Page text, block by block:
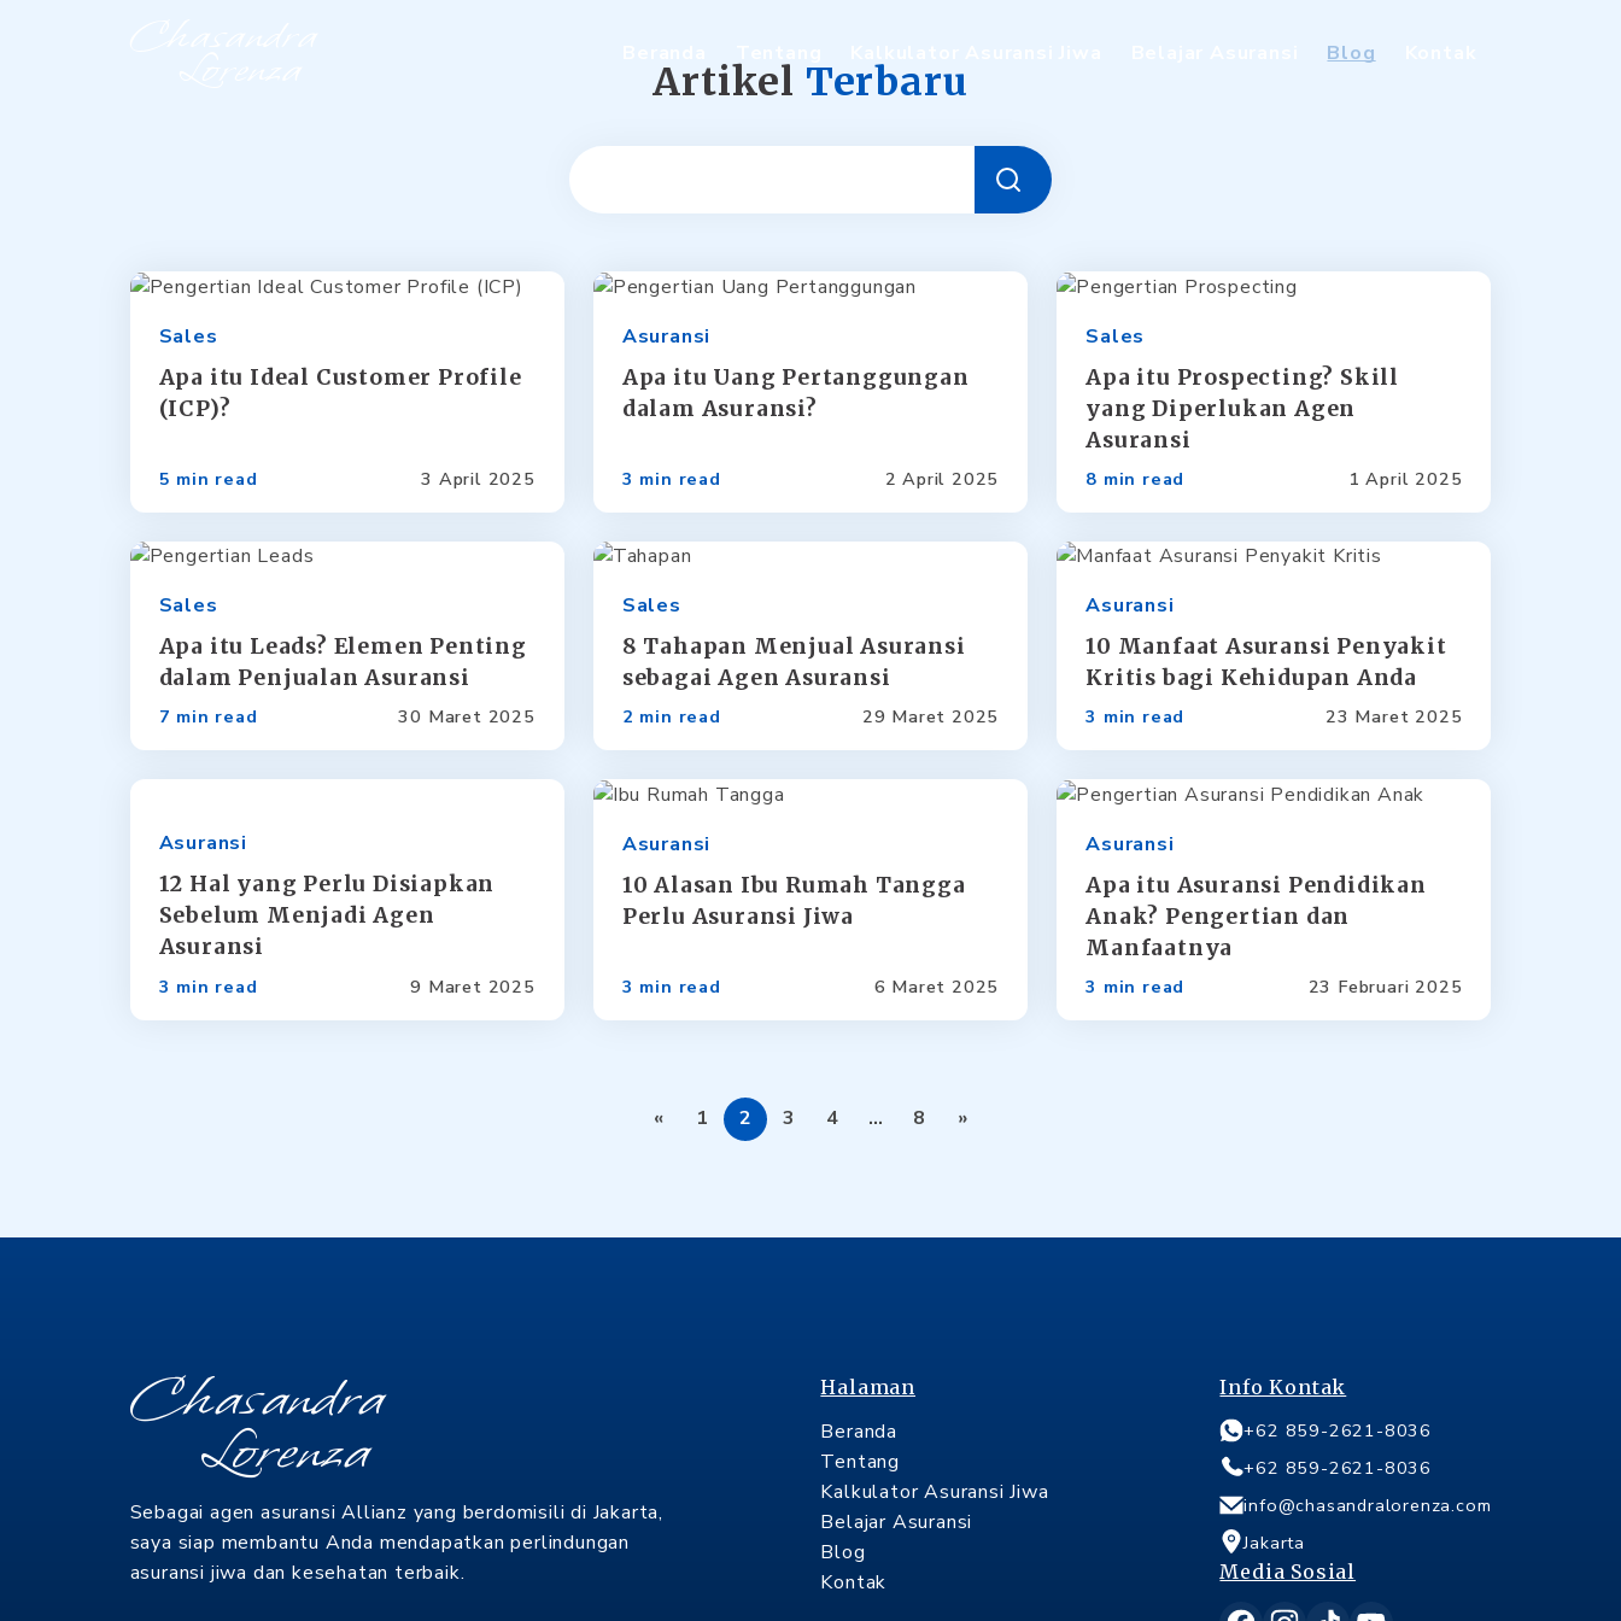
Blog
Artikel Terbaru
Sales
Apa itu Ideal Customer Profile
(ICP)?
5 min read 3 April 2025
Asuransi
Apa itu Uang Pertanggungan
dalam Asuransi?
3 min read 2 April 2025
Sales
Apa itu Prospecting? Skill
yang Diperlukan Agen
Asuransi
8 min read 1 April 2025
Sales
Apa itu Leads? Elemen Penting
dalam Penjualan Asuransi
7 min read 30 Maret 2025
Sales
8 Tahapan Menjual Asuransi
sebagai Agen Asuransi
2 min read 29 Maret 2025
Asuransi
10 Manfaat Asuransi Penyakit
Kritis bagi Kehidupan Anda
3 min read 23 Maret 2025
Asuransi
12 Hal yang Perlu Disiapkan
Sebelum Menjadi Agen
Asuransi
3 min read 9 Maret 2025
Asuransi
10 Alasan Ibu Rumah Tangga
Perlu Asuransi Jiwa
3 min read 6 Maret 2025
Asuransi
Apa itu Asuransi Pendidikan
Anak? Pengertian dan
Manfaatnya
3 min read 23 Februari 2025
« 1 2 3 4 … 8 »
Chasandra
Lorenza
Sebagai agen asuransi Allianz yang berdomisili di Jakarta,
saya siap membantu Anda mendapatkan perlindungan
asuransi jiwa dan kesehatan terbaik.
Halaman
Beranda
Tentang
Kalkulator Asuransi Jiwa
Belajar Asuransi
Blog
Kontak
Info Kontak
+62 859-2621-8036
+62 859-2621-8036
info@chasandralorenza.com
Jakarta
Media Sosial